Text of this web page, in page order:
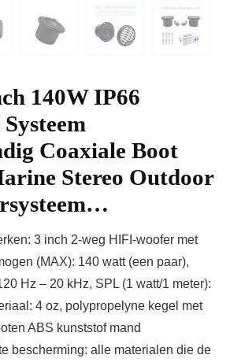
140W IP66
Coaxiale Boot
Stereo Outdoor
3 inch 2-weg HIFI-woofer met
(MAX): 140 watt (een paar),
Hz – 20 kHz, SPL (1 watt/1 meter):
4 oz, polypropelyne kegel met
ABS kunststof mand
bescherming: alle materialen die de